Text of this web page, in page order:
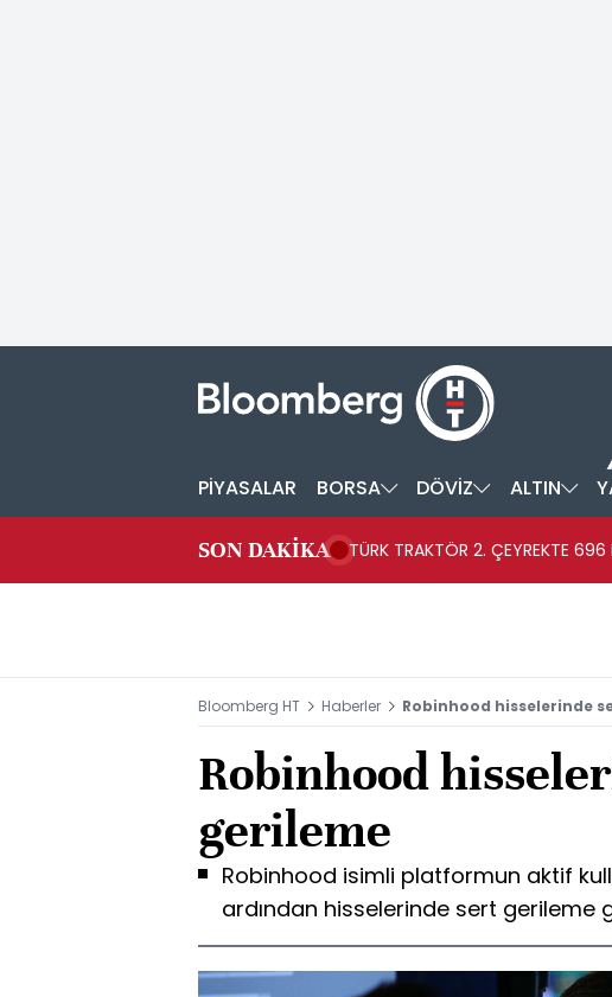
PİYASALAR BORSA DÖVİZ ALTIN
SON DAKİKA TÜRK TRAKTÖR 2. ÇEYREKTE 696
Bloomberg HT Haberler Robinhood hisselerinde
Robinhood
gerileme
Robinhood isimli platformun aktif
ardından hisselerinde sert gerileme